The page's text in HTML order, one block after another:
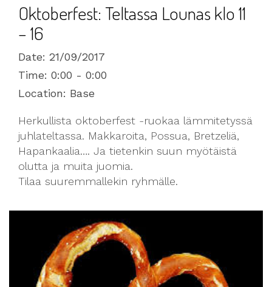
Oktoberfest: Teltassa Lounas klo 11
– 16
Date: 21/09/2017
Time: 0:00 - 0:00
Location: Base
Herkullista oktoberfest -ruokaa lämmitetyssä
juhlateltassa. Makkaroita, Possua, Bretzeliä,
Hapankaalia…. Ja tietenkin suun myötäistä
olutta ja muita juomia.
Tilaa suuremmallekin ryhmälle.